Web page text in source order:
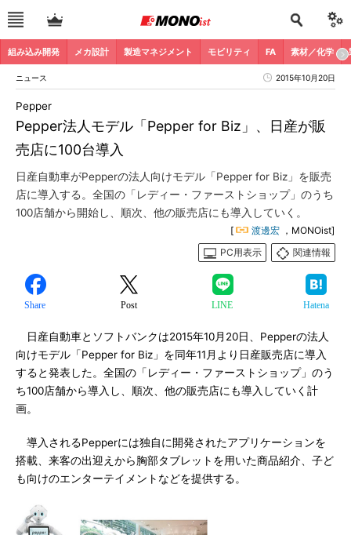
組み込み開発 メカ設計 製造マネジメント モビリティ FA 素材／化学
ニュース 2015年10月20日
Pepper法人モデル「Pepper for Biz」、日産が販
売店に100台導入
Pepper
日産自動車がPepperの法人向けモデル「Pepper for Biz」を販売
店に導入する。全国の「レディー・ファーストショップ」のうち
100店舗から開始し、順次、他の販売店にも導入していく。
[ 渡邊宏 ，MONOist]
PC用表示
関連情報
Share Post LINE Hatena
日産自動車とソフトバンクは2015年10月20日、Pepperの法人
向けモデル「Pepper for Biz」を同年11月より日産販売店に導入
すると発表した。全国の「レディー・ファーストショップ」のう
ち100店舗から導入し、順次、他の販売店にも導入していく計
画。
導入されるPepperには独自に開発されたアプリケーションを
搭載、来客の出迎えから胸部タブレットを用いた商品紹介、子ど
も向けのエンターテイメントなどを提供する。